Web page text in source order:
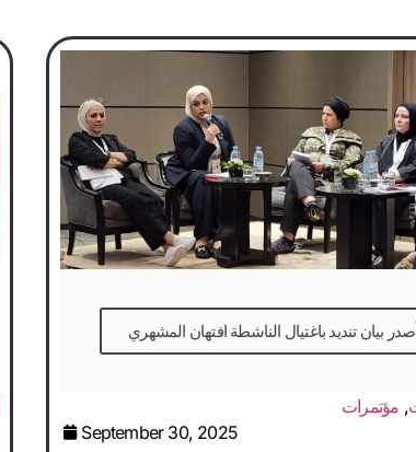
, مؤتمرات
September 30, 2025